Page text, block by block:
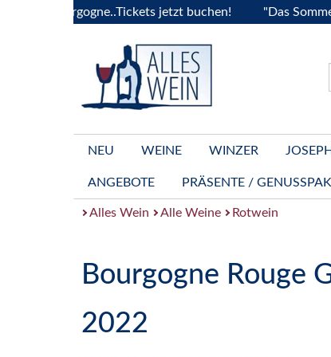
Bourgogne..Tickets jetzt buchen! "Das Sommerfest
NEU WEINE WINZER
ANGEBOTE PRÄSENTE /
Alles Wein Alle Weine Rotwein
Bourgogne Rouge
2022